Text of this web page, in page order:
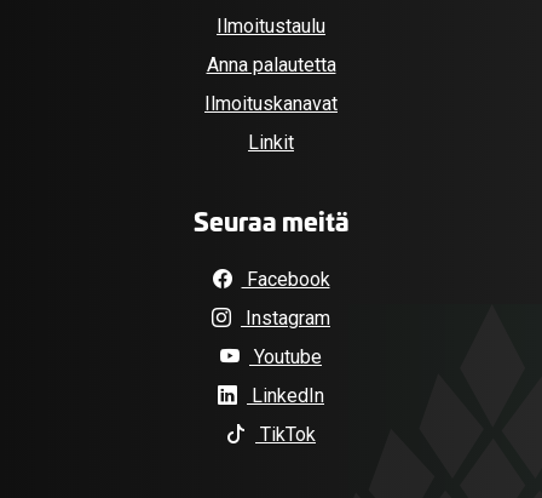
Ilmoitustaulu
Anna palautetta
Ilmoituskanavat
Linkit
Seuraa meitä
Facebook
Instagram
Youtube
LinkedIn
TikTok